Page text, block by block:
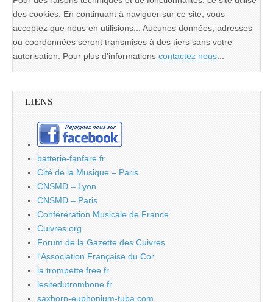
des cookies. En continuant à naviguer sur ce site, vous
acceptez que nous en utilisions... Aucunes données, adresses
ou coordonnées seront transmises à des tiers sans votre
autorisation. Pour plus d'informations contactez nous
LIENS
batterie-fanfare.fr
Cité de la Musique – Paris
CNSMD – Lyon
CNSMD – Paris
Conférération Musicale de France
Cuivres.org
Forum de la Gazette des Cuivres
l'Association Française du Cor
la.trompette.free.fr
lesitedutrombone.fr
saxhorn-euphonium-tuba.com